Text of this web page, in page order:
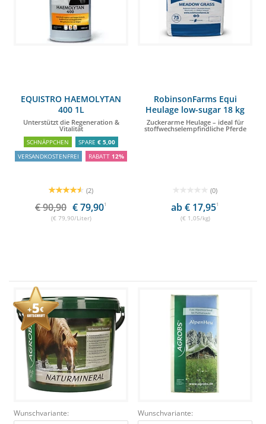
EQUISTRO HAEMOLYTAN
400 1L
Unterstützt die Regeneration &
Vitalität
SCHNÄPPCHEN SPARE € 5,00
VERSANDKOSTENFREI
RABATT 12%
(2)
€ 90,90 € 79,901
(€ 79,90/Liter)
RobinsonFarms Equi
Heulage low-sugar 18 kg
(75L)
Zuckerarme Heulage – ideal für
stoffwechselempfindliche Pferde
(0)
ab € 17,951
(€ 1,05/kg)
Wunschvariante: Wunschvariante: